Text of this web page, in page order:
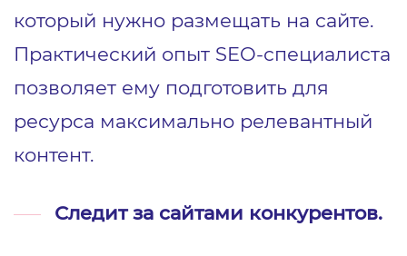
который нужно размещать на сайте.
Практический опыт SEO-специалиста
позволяет ему подготовить для
ресурса максимально релевантный
контент.
Следит за сайтами конкурентов.